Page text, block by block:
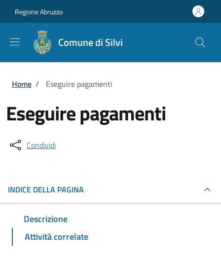
Regione Abruzzo
Comune di Silvi
Briciole di pane
Home / Eseguire pagamenti
Eseguire pagamenti
Condividi
INDICE DELLA PAGINA
Descrizione
Attività correlate